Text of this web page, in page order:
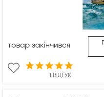
1 ВІДГУК
товар закінчився